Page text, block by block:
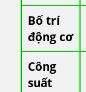
Bố trí
động cơ
Công
suất